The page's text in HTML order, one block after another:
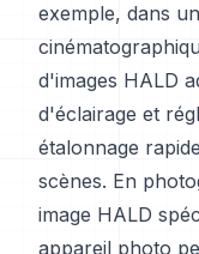
exemple, dans
d'images HALD
d'éclairage et
étalonnage
scènes. En
image HALD
appareil photo